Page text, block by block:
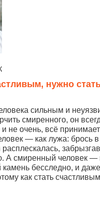
нужно
сильным и
смиренного, он
не очень, всё
— как лужа: брось
забрызгав
А смиренный человек —
бесследно, и
как стать